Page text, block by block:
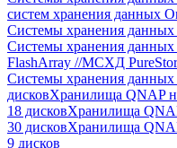
систем хранения данных
Системы хранения данных
Системы хранения данных
FlashArray //MСХД
Системы хранения
дисковХранилища QNAP
18 дисковХранилища
30 дисковХранилища
9 дисков